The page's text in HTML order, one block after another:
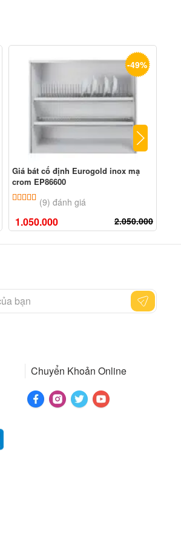
-49%
Giá bát cố định Eurogold inox mạ
crom EP86600
5.00 trên 5 dựa trên
9(9) đánh giá
1.050.000 2.050.000
Chuyển Khoản Online